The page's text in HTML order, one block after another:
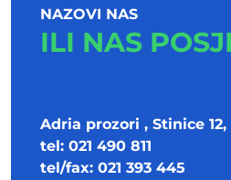
NAZOVI NAS
ILI NAS
Adria prozori , Stinice 12,
tel: 021 490 811
tel/fax: 021 393 445